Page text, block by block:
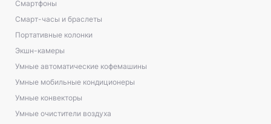
Смартфоны
Смарт-часы и браслеты
Портативные колонки
Экшн-камеры
Умные автоматические кофемашины
Умные мобильные кондиционеры
Умные конвекторы
Умные очистители воздуха